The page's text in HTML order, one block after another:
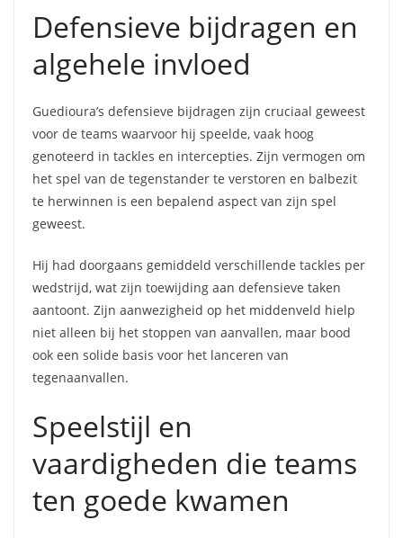
Defensieve bijdragen en
algehele invloed
Guedioura’s defensieve bijdragen zijn cruciaal geweest
voor de teams waarvoor hij speelde, vaak hoog
genoteerd in tackles en intercepties. Zijn vermogen om
het spel van de tegenstander te verstoren en balbezit
te herwinnen is een bepalend aspect van zijn spel
geweest.
Hij had doorgaans gemiddeld verschillende tackles per
wedstrijd, wat zijn toewijding aan defensieve taken
aantoont. Zijn aanwezigheid op het middenveld hielp
niet alleen bij het stoppen van aanvallen, maar bood
ook een solide basis voor het lanceren van
tegenaanvallen.
Speelstijl en
vaardigheden die teams
ten goede kwamen